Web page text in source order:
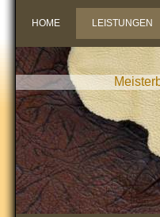
HOME LEISTUNGEN